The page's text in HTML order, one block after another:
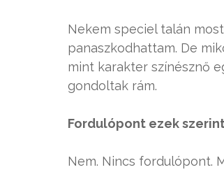
Nekem speciel talán
panaszkodhattam. De
mint karakter színésznő
gondoltak rám.
Fordulópont ezek
Nem. Nincs fordulópont.